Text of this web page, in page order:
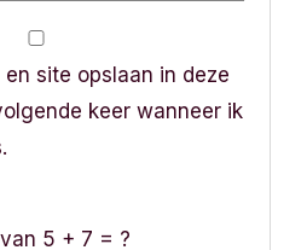
site opslaan in deze
keer wanneer ik
5 + 7 = ?